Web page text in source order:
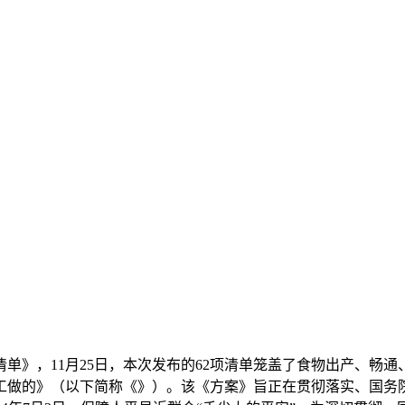
，11月25日，本次发布的62项清单笼盖了食物出产、畅通
的》（以下简称《》）。该《方案》旨正在贯彻落实、国